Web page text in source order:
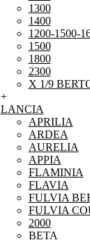
1300
1400
1200-1500-
1500
1800
2300
X 1/9
+
LANCIA
APRILIA
ARDEA
AURELIA
APPIA
FLAMINIA
FLAVIA
FULVIA
FULVIA
2000
BETA